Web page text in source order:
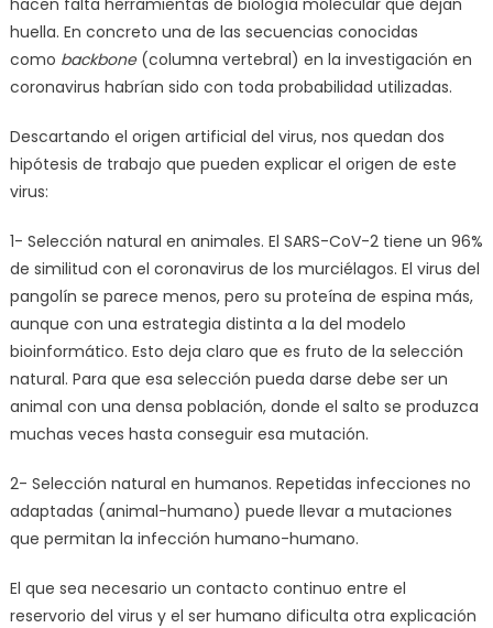
hacen falta herramientas de biología molecular que dejan
huella. En concreto una de las secuencias conocidas
como backbone(columna vertebral) en la investigación en
coronavirus habrían sido con toda probabilidad utilizadas.
Descartando el origen artificial del virus, nos quedan dos
hipótesis de trabajo que pueden explicar el origen de este
virus:
1- Selección natural en animales. El SARS-CoV-2 tiene un 96%
de similitud con el coronavirus de los murciélagos. El virus del
pangolín se parece menos, pero su proteína de espina más,
aunque con una estrategia distinta a la del modelo
bioinformático. Esto deja claro que es fruto de la selección
natural. Para que esa selección pueda darse debe ser un
animal con una densa población, donde el salto se produzca
muchas veces hasta conseguir esa mutación.
2- Selección natural en humanos. Repetidas infecciones no
adaptadas (animal-humano) puede llevar a mutaciones
que permitan la infección humano-humano.
El que sea necesario un contacto continuo entre el
reservorio del virus y el ser humano dificulta otra explicación